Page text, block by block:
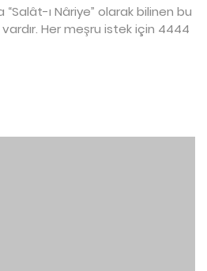
ı Nâriye” olarak bilinen bu
Her meşru istek için 4444